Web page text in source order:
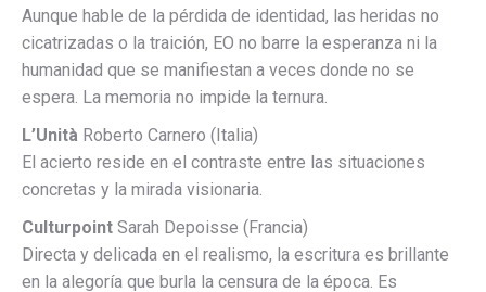
Aunque hable de la pérdida de identidad, las heridas no
cicatrizadas o la traición, EO no barre la esperanza ni la
humanidad que se manifiestan a veces donde no se
espera. La memoria no impide la ternura.
L’Unità Roberto Carnero (Italia)
El acierto reside en el contraste entre las situaciones
concretas y la mirada visionaria.
Culturpoint Sarah Depoisse (Francia)
Directa y delicada en el realismo, la escritura es brillante
en la alegoría que burla la censura de la época. Es